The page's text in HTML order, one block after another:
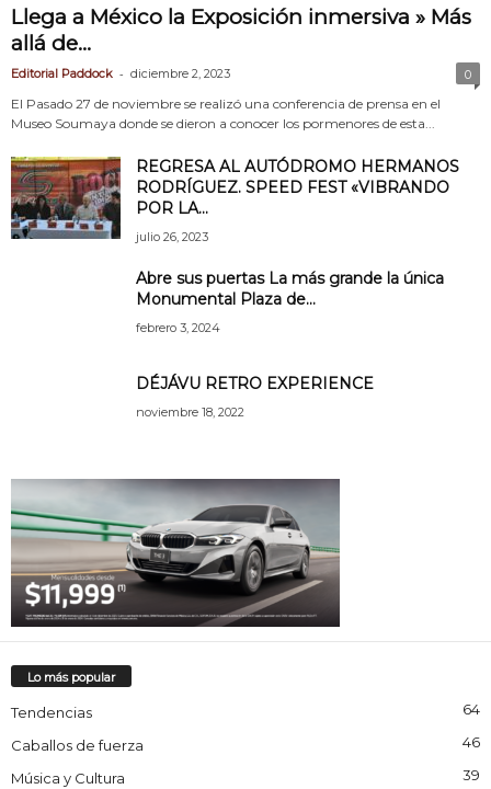
Llega a México la Exposición inmersiva » Más
allá de...
Editorial Paddock - diciembre 2, 2023 0
El Pasado 27 de noviembre se realizó una conferencia de prensa en el
Museo Soumaya donde se dieron a conocer los pormenores de esta...
REGRESA AL AUTÓDROMO HERMANOS
RODRÍGUEZ. SPEED FEST «VIBRANDO
POR LA...
julio 26, 2023
Abre sus puertas La más grande la única
Monumental Plaza de...
febrero 3, 2024
DÉJÁVU RETRO EXPERIENCE
noviembre 18, 2022
Lo más popular
Tendencias 64
Caballos de fuerza 46
Música y Cultura 39